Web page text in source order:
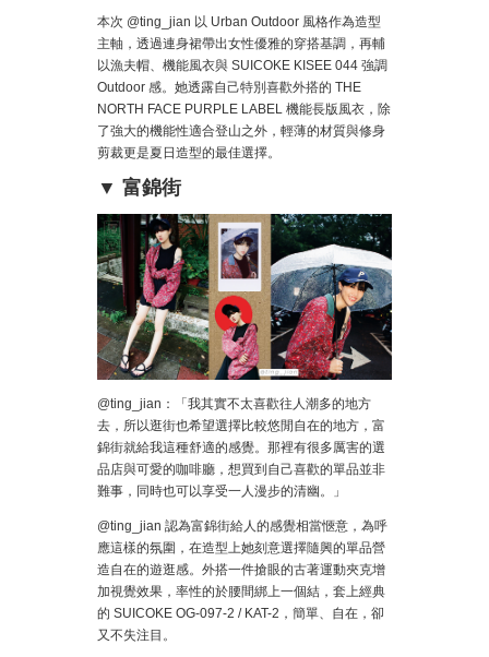
本次 @ting_jian 以 Urban Outdoor 風格作為造型
主軸，透過連身裙帶出女性優雅的穿搭基調，再輔
以漁夫帽、機能風衣與 SUICOKE KISEE 044 強調
Outdoor 感。她透露自己特別喜歡外搭的 THE
NORTH FACE PURPLE LABEL 機能長版風衣，除
了強大的機能性適合登山之外，輕薄的材質與修身
剪裁更是夏日造型的最佳選擇。
▼ 富錦街
@ting_jian：「我其實不太喜歡往人潮多的地方
去，所以逛街也希望選擇比較悠閒自在的地方，富
錦街就給我這種舒適的感覺。那裡有很多厲害的選
品店與可愛的咖啡廳，想買到自己喜歡的單品並非
難事，同時也可以享受一人漫步的清幽。」
@ting_jian 認為富錦街給人的感覺相當愜意，為呼
應這樣的氛圍，在造型上她刻意選擇隨興的單品營
造自在的遊逛感。外搭一件搶眼的古著運動夾克增
加視覺效果，率性的於腰間綁上一個結，套上經典
的 SUICOKE OG-097-2 / KAT-2，簡單、自在，卻
又不失注目。